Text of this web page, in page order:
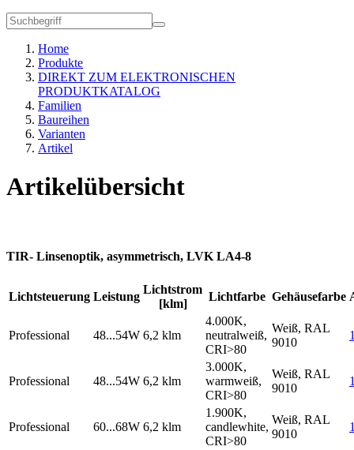
Home
Produkte
DIREKT ZUM ELEKTRONISCHEN
PRODUKTKATALOG
Familien
Baureihen
Varianten
Artikel
Artikelübersicht
TIR- Linsenoptik, asymmetrisch, LVK LA4-8
Lichtsteuerung Leistung
Lichtstrom
[klm]
Lichtfarbe Gehäusefarbe
Professional 48...54W 6,2 klm
4.000K,
neutralweiß,
CRI>80
Weiß, RAL
9010
Professional 48...54W 6,2 klm
3.000K,
warmweiß,
CRI>80
Weiß, RAL
9010
Professional 60...68W 6,2 klm
1.900K,
candlewhite,
CRI>80
Weiß, RAL
9010